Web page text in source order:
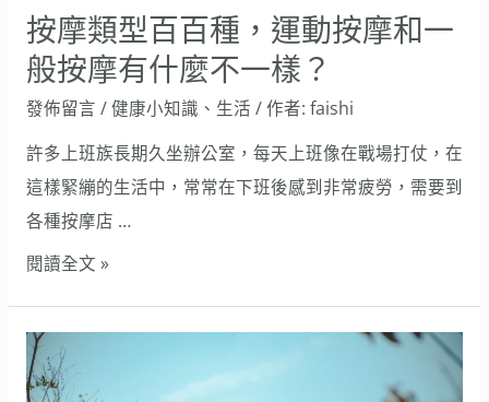
按摩類型百百種，運動按摩和一
般按摩有什麼不一樣？
發佈留言 /健康小知識 、 生活 / 作者: faishi
許多上班族長期久坐辦公室，每天上班像在戰場打仗，在
這樣緊繃的生活中，常常在下班後感到非常疲勞，需要到
各種按摩店 …
按
摩
和
一
般
按
摩
有
不
一
閱讀全文 »
20
個